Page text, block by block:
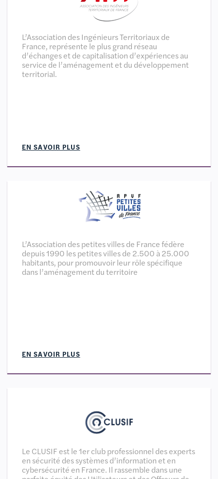
L’Association des Ingénieurs Territoriaux de
France, représente le plus grand réseau
d’échanges et de capitalisation d’expériences au
service de l’aménagement et du développement
territorial.
EN SAVOIR PLUS
L’Association des petites villes de France fédère
depuis 1990 les petites villes de 2.500 à 25.000
habitants, pour promouvoir leur rôle spécifique
dans l’aménagement du territoire
EN SAVOIR PLUS
Le CLUSIF est le 1er club professionnel des experts
en sécurité des systèmes d’information et en
cybersécurité en France. Il rassemble dans une